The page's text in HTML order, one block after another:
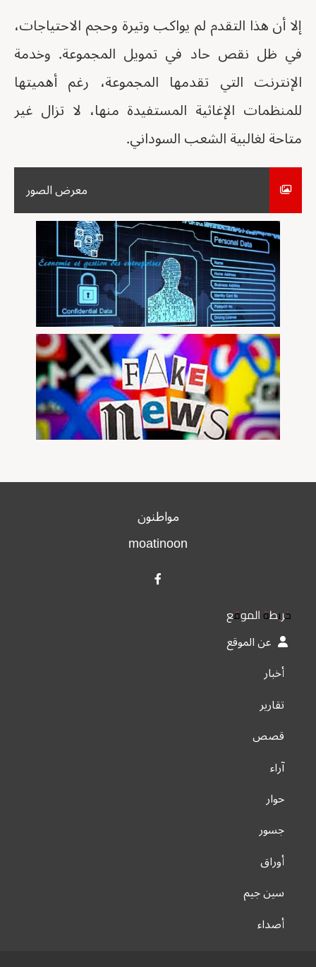
إلا أن هذا التقدم لم يواكب وتيرة وحجم الاحتياجات،
في ظل نقص حاد في تمويل المجموعة. وخدمة
الإنترنت التي تقدمها المجموعة، رغم أهميتها
للمنظمات الإغاثية المستفيدة منها، لا تزال غير
متاحة لغالبية الشعب السوداني.
معرض الصور
مواطنون
moatinoon
خريطة الموقع
عن الموقع
أخبار
تقارير
قصص
آراء
حوار
جسور
أوراق
سين جيم
أصداء